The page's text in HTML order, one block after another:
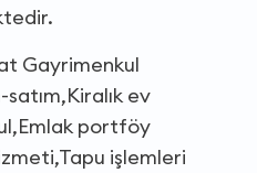
Gayrimenkul
ev
portföy
işlemleri